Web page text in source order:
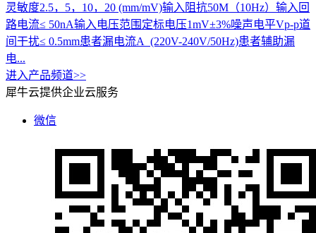
灵敏度2.5，5，10，20 (mm/mV)输入阻抗50M（10Hz）输入回
路电流≤ 50nA输入电压范围定标电压1mV±3%噪声电平Vp-p道
间干扰≤ 0.5mm患者漏电流A (220V-240V/50Hz)患者辅助漏
电...
进入产品频道>>
犀牛云提供企业云服务
微信